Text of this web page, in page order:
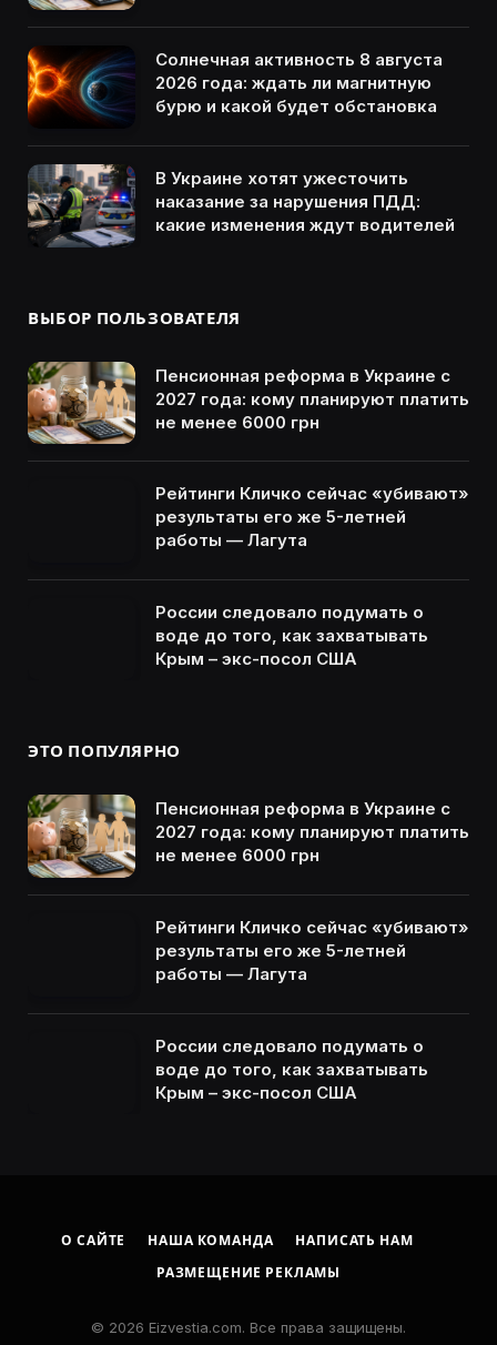
Солнечная активность 8 августа
2026 года: ждать ли магнитную
бурю и какой будет обстановка
В Украине хотят ужесточить
наказание за нарушения ПДД:
какие изменения ждут водителей
ВЫБОР ПОЛЬЗОВАТЕЛЯ
Пенсионная реформа в Украине с
2027 года: кому планируют платить
не менее 6000 грн
Рейтинги Кличко сейчас «убивают»
результаты его же 5-летней
работы — Лагута
России следовало подумать о
воде до того, как захватывать
Крым – экс-посол США
ЭТО ПОПУЛЯРНО
Пенсионная реформа в Украине с
2027 года: кому планируют платить
не менее 6000 грн
Рейтинги Кличко сейчас «убивают»
результаты его же 5-летней
работы — Лагута
России следовало подумать о
воде до того, как захватывать
Крым – экс-посол США
О САЙТЕ НАША КОМАНДА
НАПИСАТЬ НАМ
РАЗМЕЩЕНИЕ РЕКЛАМЫ
© 2026 Eizvestia.com. Все права защищены.